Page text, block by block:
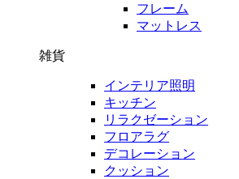
フレーム
マットレス
雑貨
インテリア照明
キッチン
リラクゼーション
フロアラグ
デコレーション
クッション